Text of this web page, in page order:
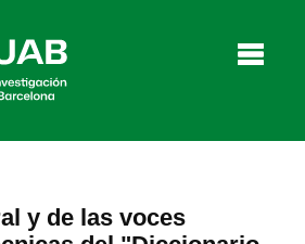
y de las voces